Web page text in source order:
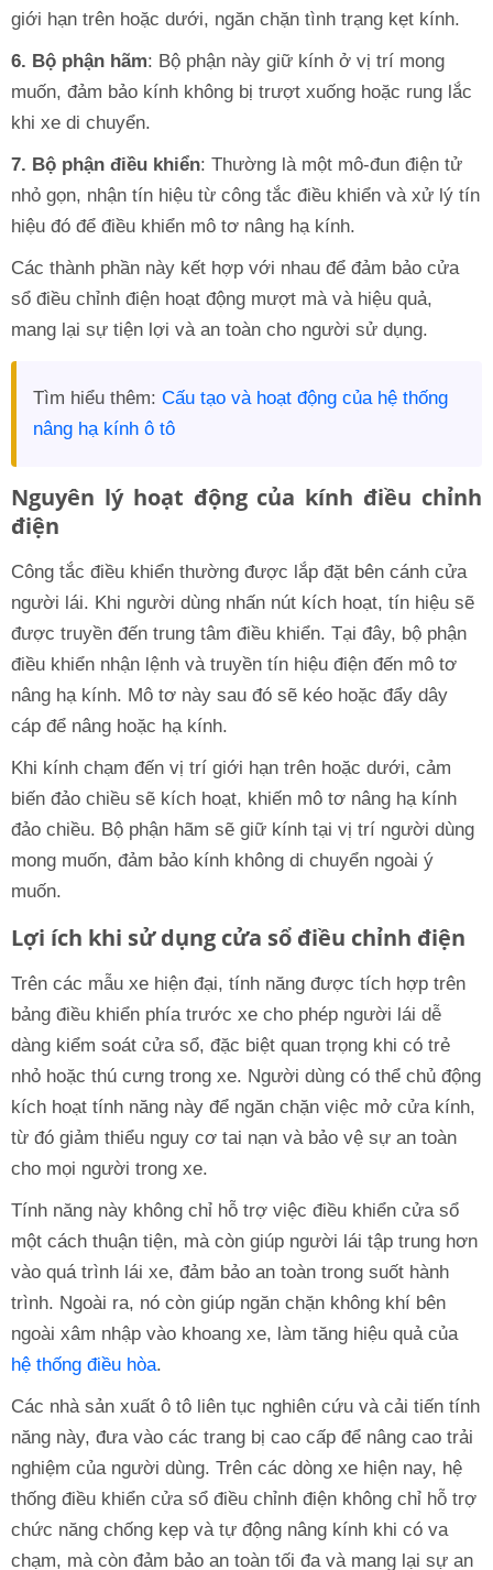
giới hạn trên hoặc dưới, ngăn chặn tình trạng kẹt kính.
6. Bộ phận hãm: Bộ phận này giữ kính ở vị trí mong
muốn, đảm bảo kính không bị trượt xuống hoặc rung lắc
khi xe di chuyển.
7. Bộ phận điều khiển: Thường là một mô-đun điện tử
nhỏ gọn, nhận tín hiệu từ công tắc điều khiển và xử lý tín
hiệu đó để điều khiển mô tơ nâng hạ kính.
Các thành phần này kết hợp với nhau để đảm bảo cửa
sổ điều chỉnh điện hoạt động mượt mà và hiệu quả,
mang lại sự tiện lợi và an toàn cho người sử dụng.
Tìm hiểu thêm: Cấu tạo và hoạt động của hệ thống
nâng hạ kính ô tô
Nguyên lý hoạt động của kính điều chỉnh
điện
Công tắc điều khiển thường được lắp đặt bên cánh cửa
người lái. Khi người dùng nhấn nút kích hoạt, tín hiệu sẽ
được truyền đến trung tâm điều khiển. Tại đây, bộ phận
điều khiển nhận lệnh và truyền tín hiệu điện đến mô tơ
nâng hạ kính. Mô tơ này sau đó sẽ kéo hoặc đẩy dây
cáp để nâng hoặc hạ kính.
Khi kính chạm đến vị trí giới hạn trên hoặc dưới, cảm
biến đảo chiều sẽ kích hoạt, khiến mô tơ nâng hạ kính
đảo chiều. Bộ phận hãm sẽ giữ kính tại vị trí người dùng
mong muốn, đảm bảo kính không di chuyển ngoài ý
muốn.
Lợi ích khi sử dụng cửa sổ điều chỉnh điện
Trên các mẫu xe hiện đại, tính năng được tích hợp trên
bảng điều khiển phía trước xe cho phép người lái dễ
dàng kiểm soát cửa sổ, đặc biệt quan trọng khi có trẻ
nhỏ hoặc thú cưng trong xe. Người dùng có thể chủ động
kích hoạt tính năng này để ngăn chặn việc mở cửa kính,
từ đó giảm thiểu nguy cơ tai nạn và bảo vệ sự an toàn
cho mọi người trong xe.
Tính năng này không chỉ hỗ trợ việc điều khiển cửa sổ
một cách thuận tiện, mà còn giúp người lái tập trung hơn
vào quá trình lái xe, đảm bảo an toàn trong suốt hành
trình. Ngoài ra, nó còn giúp ngăn chặn không khí bên
ngoài xâm nhập vào khoang xe, làm tăng hiệu quả của
hệ thống điều hòa.
Các nhà sản xuất ô tô liên tục nghiên cứu và cải tiến tính
năng này, đưa vào các trang bị cao cấp để nâng cao trải
nghiệm của người dùng. Trên các dòng xe hiện nay, hệ
thống điều khiển cửa sổ điều chỉnh điện không chỉ hỗ trợ
chức năng chống kẹp và tự động nâng kính khi có va
chạm, mà còn đảm bảo an toàn tối đa và mang lại sự an